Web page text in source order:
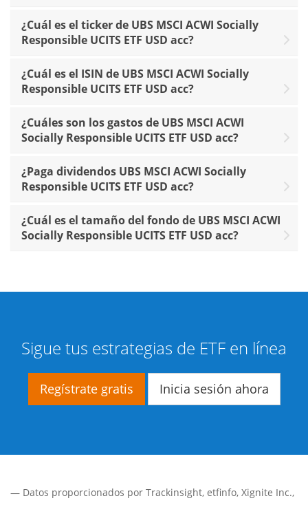
¿Cuál es el ticker de UBS MSCI ACWI Socially
Responsible UCITS ETF USD acc?
¿Cuál es el ISIN de UBS MSCI ACWI Socially
Responsible UCITS ETF USD acc?
¿Cuáles son los gastos de UBS MSCI ACWI
Socially Responsible UCITS ETF USD acc?
¿Paga dividendos UBS MSCI ACWI Socially
Responsible UCITS ETF USD acc?
¿Cuál es el tamaño del fondo de UBS MSCI ACWI
Socially Responsible UCITS ETF USD acc?
Sigue tus estrategias de ETF en línea
Regístrate gratis Inicia sesión ahora
— Datos proporcionados por Trackinsight, etfinfo, Xignite Inc.,